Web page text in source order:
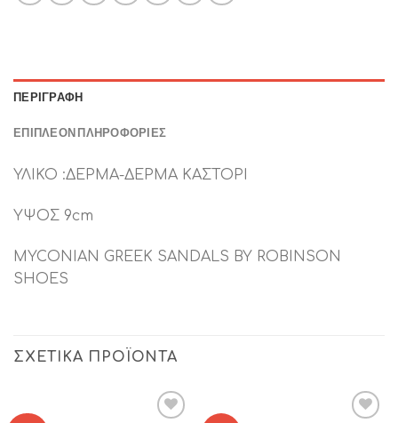
ΠΕΡΙΓΡΑΦΉ
ΕΠΙΠΛΈΟΝ ΠΛΗΡΟΦΟΡΊΕΣ
ΥΛΙΚΟ :ΔΕΡΜΑ-ΔΕΡΜΑ ΚΑΣΤΟΡΙ
ΥΨΟΣ 9cm
MYCONIAN GREEK SANDALS BY ROBINSON
SHOES
ΣΧΕΤΙΚΆ ΠΡΟΪΌΝΤΑ